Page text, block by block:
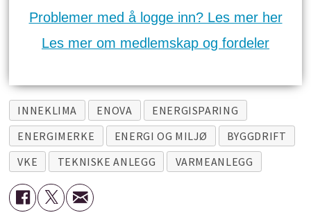
Problemer med å logge inn? Les mer her
Les mer om medlemskap og fordeler
INNEKLIMA ENOVA
ENERGISPARING
ENERGIMERKE
ENERGI OG MILJØ
BYGGDRIFT
VKE
TEKNISKE ANLEGG VARMEANLEGG